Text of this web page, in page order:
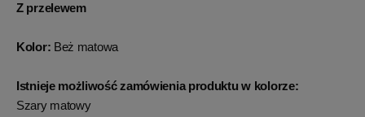
Z przelewem
Kolor: Beż matowa
Istnieje możliwość zamówienia produktu w kolorze:
Szary matowy